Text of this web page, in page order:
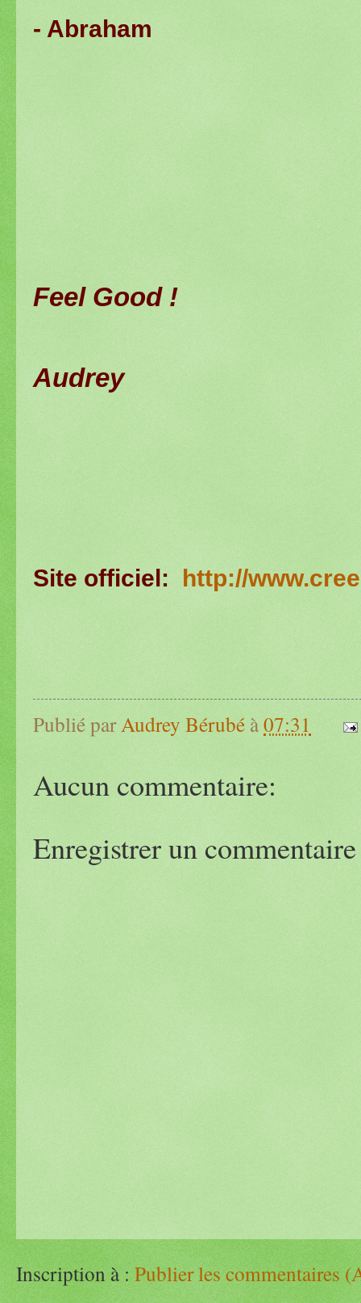
- Abraham
Feel Good !
Audrey
Site officiel: http://
Publié par Audrey Bérubé à07:31
Aucun commentaire:
Enregistrer un commentaire
Inscription à :Publier les commentaires